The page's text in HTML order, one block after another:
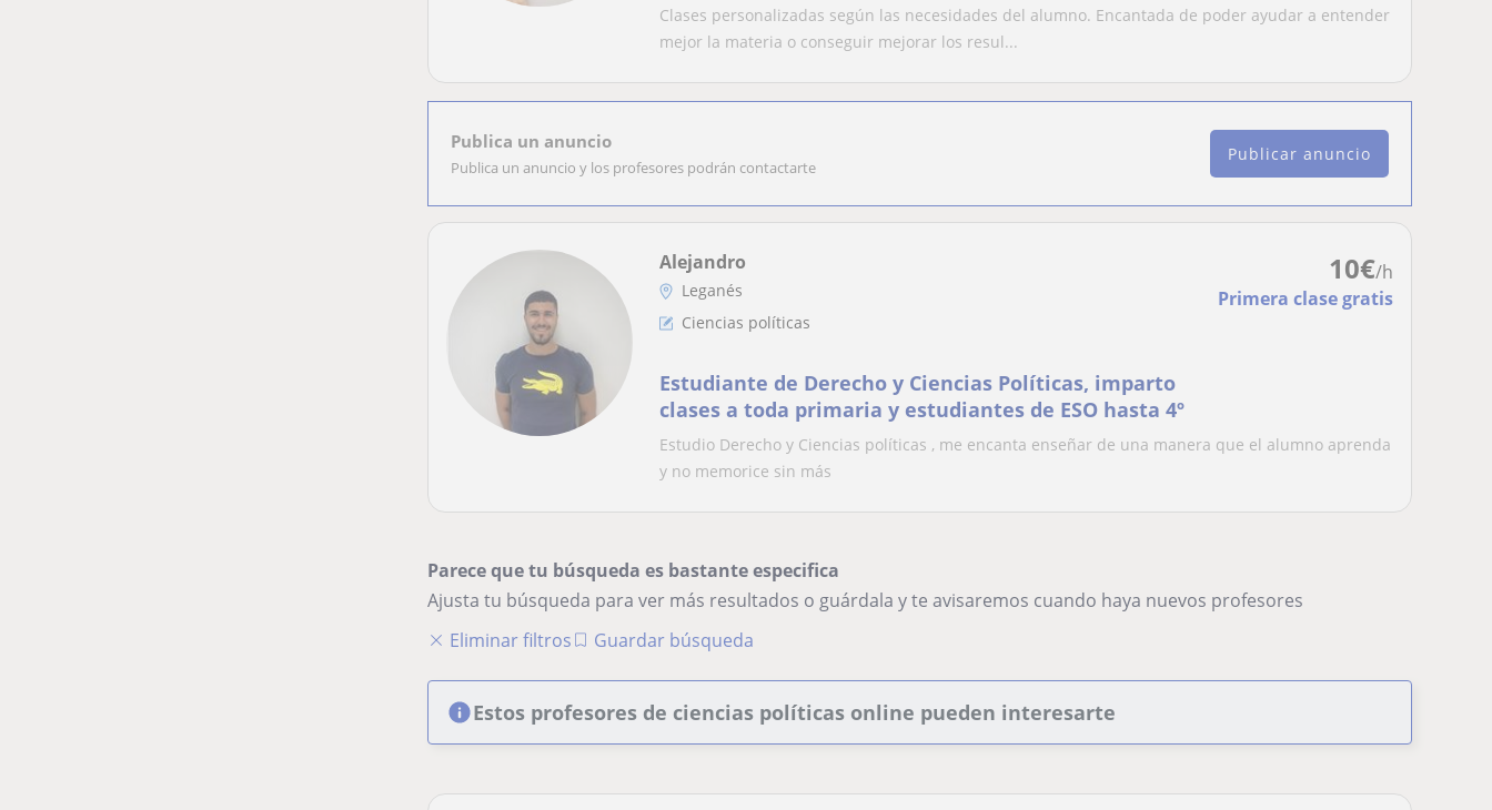
Clases personalizadas según las necesidades del alumno. Encantada de poder ayudar a entender
mejor la materia o conseguir mejorar los resul...
Publica un anuncio
Publica un anuncio y los profesores podrán contactarte
Publicar anuncio
10€/h
Primera clase gratis
Alejandro
Leganés
Ciencias políticas
Estudiante de Derecho y Ciencias Políticas, imparto
clases a toda primaria y estudiantes de ESO hasta 4º
Estudio Derecho y Ciencias políticas , me encanta enseñar de una manera que el alumno aprenda
y no memorice sin más
Parece que tu búsqueda es bastante especifica
Ajusta tu búsqueda para ver más resultados o guárdala y te avisaremos cuando haya nuevos profesores
Eliminar filtros
Guardar búsqueda
Estos profesores de ciencias políticas online pueden interesarte